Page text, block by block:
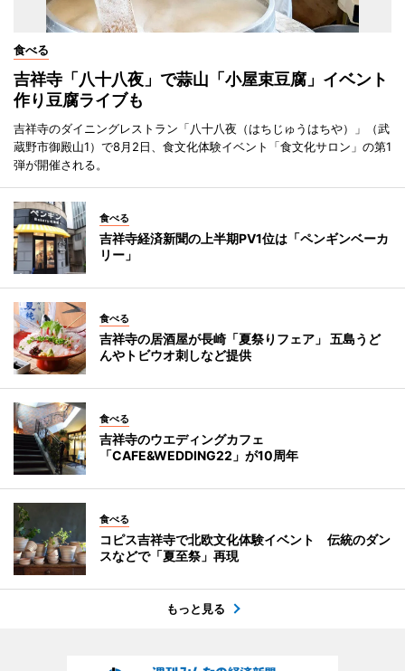
食べる
吉祥寺「八十八夜」で蒜山「小屋束豆腐」イベント
作り豆腐ライブも
吉祥寺のダイニングレストラン「八十八夜（はちじゅうはちや）」（武
蔵野市御殿山1）で8月2日、食文化体験イベント「食文化サロン」の第1
弾が開催される。
食べる
吉祥寺経済新聞の上半期PV1位は「ペンギンベーカ
リー」
食べる
吉祥寺の居酒屋が長崎「夏祭りフェア」 五島うど
んやトビウオ刺しなど提供
食べる
吉祥寺のウエディングカフェ
「CAFE&WEDDING22」が10周年
食べる
コピス吉祥寺で北欧文化体験イベント 伝統のダン
スなどで「夏至祭」再現
もっと見る